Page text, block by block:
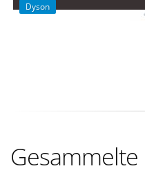
Dyson
Gesammelte